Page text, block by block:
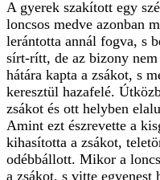
A gyerek szakított egy
loncsos medve azonban
lerántotta annál fogva, s
sírt-rítt, de az bizony
hátára kapta a zsákot, s
keresztül hazafelé.
zsákot és ott helyben
Amint ezt észrevette a
kihasította a zsákot,
odébbállott. Mikor a
a zsákot, s vitte egyenest